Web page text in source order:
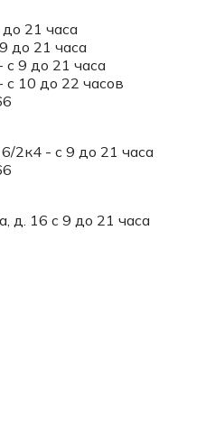
21 часа
до 21 часа
9 до 21 часа
10 до 22 часов
2к4 - с 9 до 21 часа
д. 16 с 9 до 21 часа